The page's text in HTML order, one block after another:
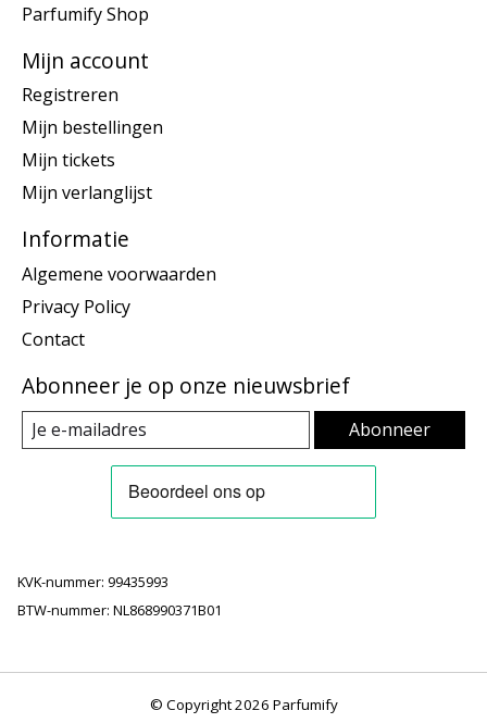
Parfumify Shop
Mijn account
Registreren
Mijn bestellingen
Mijn tickets
Mijn verlanglijst
Informatie
Algemene voorwaarden
Privacy Policy
Contact
Abonneer je op onze nieuwsbrief
Abonneer
KVK-nummer: 99435993
BTW-nummer: NL868990371B01
© Copyright 2026 Parfumify